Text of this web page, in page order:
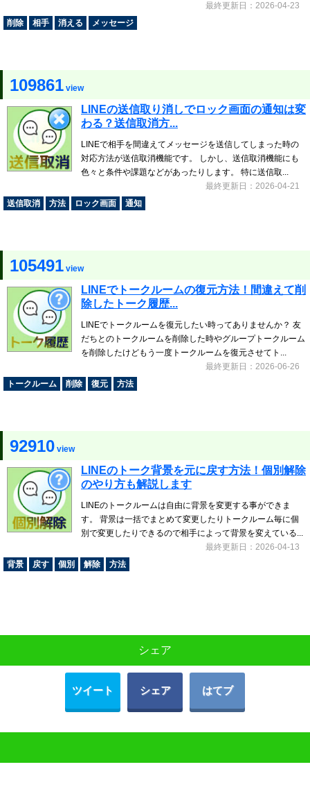
最終更新日：2026-04-23
削除
相手 消える メッセージ
109861 view
LINEの送信取り消しでロック画面の通知は変
わる？送信取消方...
LINEで相手を間違えてメッセージを送信してしまった時の
対応方法が送信取消機能です。 しかし、送信取消機能にも
色々と条件や課題などがあったりします。 特に送信取...
最終更新日：2026-04-21
送信取消
方法 ロック画面 通知
105491 view
LINEでトークルームの復元方法！間違えて削
除したトーク履歴...
LINEでトークルームを復元したい時ってありませんか？ 友
だちとのトークルームを削除した時やグループトークルーム
を削除したけどもう一度トークルームを復元させてト...
最終更新日：2026-06-26
トークルーム
削除 復元 方法
92910 view
LINEのトーク背景を元に戻す方法！個別解除
のやり方も解説します
LINEのトークルームは自由に背景を変更する事ができま
す。 背景は一括でまとめて変更したりトークルーム毎に個
別で変更したりできるので相手によって背景を変えている...
最終更新日：2026-04-13
背景
戻す 個別 解除 方法
シェア
ツイート シェア はてブ